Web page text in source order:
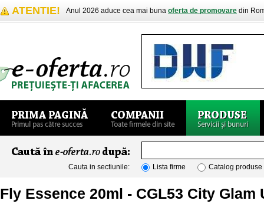
ATENTIE! Anul 2026 aduce cea mai buna oferta de promovare din
Cauta in sectiunile: Lista firme Catalog produse
Fly Essence 20ml - CGL53 City Glam